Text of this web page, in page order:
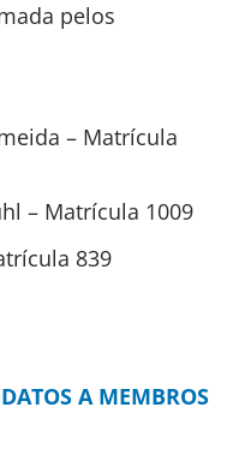
pelos
– Matrícula
– Matrícula 1009
839
A MEMBROS